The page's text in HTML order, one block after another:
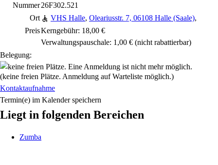
Nummer26F302.521
Ort
VHS Halle, Oleariusstr. 7, 06108 Halle (Saale),
PreisKerngebühr: 18,00 €
Verwaltungspauschale: 1,00 € (nicht rabattierbar)
Belegung:
(keine freien Plätze. Anmeldung auf Warteliste möglich.)
Kontaktaufnahme
Termin(e) im Kalender speichern
Liegt in folgenden Bereichen
Zumba